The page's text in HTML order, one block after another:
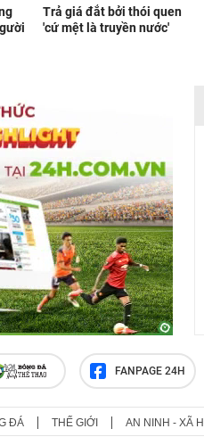
Trả giá đắt bởi thói quen
'cứ mệt là truyền nước'
FANPAGE 24H
ĐÁ THẾ GIỚI AN NINH - XÃ